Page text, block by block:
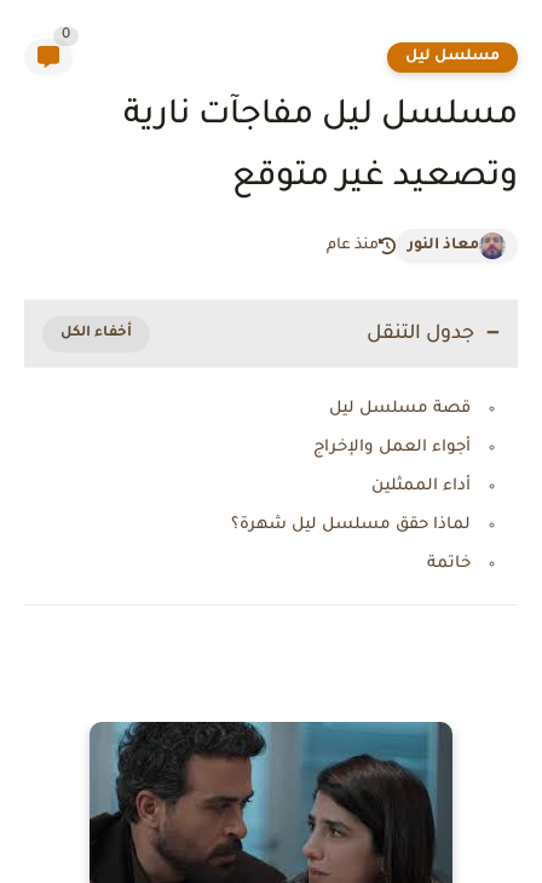
مسلسل ليل
0
مسلسل ليل مفاجآت نارية
وتصعيد غير متوقع
معاذ النور منذ عام
جدول التنقل
قصة مسلسل ليل
أجواء العمل والإخراج
أداء الممثلين
لماذا حقق مسلسل ليل شهرة؟
خاتمة